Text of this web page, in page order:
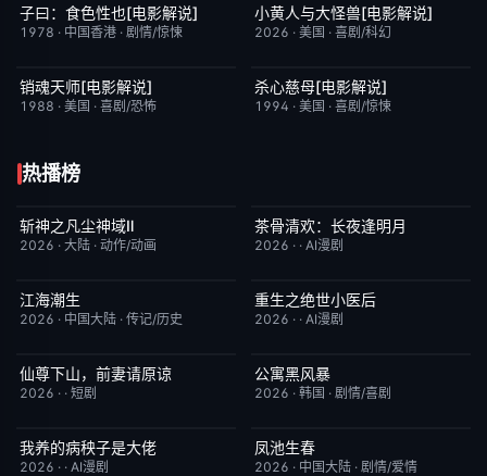
已完结
子曰：食色性也[电影解说]
1978 · 中国香港 · 剧情/惊悚
已完结
小黄人与大怪兽[电影解说]
2026 · 美国 · 喜剧/科幻
已完结
销魂天师[电影解说]
1988 · 美国 · 喜剧/恐怖
已完结
杀心慈母[电影解说]
1994 · 美国 · 喜剧/惊悚
热播榜
更新至第09集
斩神之凡尘神域Ⅱ
2026 · 大陆 · 动作/动画
完结
茶骨清欢：长夜逢明月
2026 · · AI漫剧
更新至第22集
江海潮生
2026 · 中国大陆 · 传记/历史
完结
重生之绝世小医后
2026 · · AI漫剧
完结
仙尊下山，前妻请原谅
2026 · · 短剧
更新至第08集
公寓黑风暴
2026 · 韩国 · 剧情/喜剧
完结
我养的病秧子是大佬
2026 · · AI漫剧
已完结
凤池生春
2026 · 中国大陆 · 剧情/爱情